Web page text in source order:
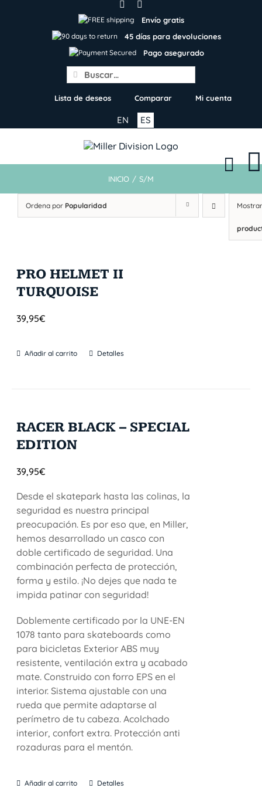
Envío gratis
45 días para devoluciones
Pago asegurado
Search
for:
Lista de deseos Comparar Mi cuenta
ES
EN
INICIO / S/M
Ordena por Popularidad
PRO HELMET II
TURQUOISE
39,95€
Añadir al carrito Detalles
RACER BLACK – SPECIAL
EDITION
39,95€
Desde el skatepark hasta las colinas, la
seguridad es nuestra principal
preocupación. Es por eso que, en Miller,
hemos desarrollado un casco con
doble certificado de seguridad. Una
combinación perfecta de protección,
forma y estilo. ¡No dejes que nada te
impida patinar con seguridad!
Doblemente certificado por la UNE-EN
1078 tanto para skateboards como
para bicicletas Exterior ABS muy
resistente, ventilación extra y acabado
mate. Construido con forro EPS en el
interior. Sistema ajustable con una
rueda que permite adaptarse al
perímetro de tu cabeza. Acolchado
interior, confort extra. Protección anti
rozaduras para el mentón.
Añadir al carrito Detalles